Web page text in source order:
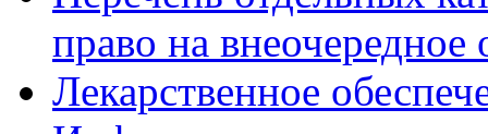
право на
Лекарственное